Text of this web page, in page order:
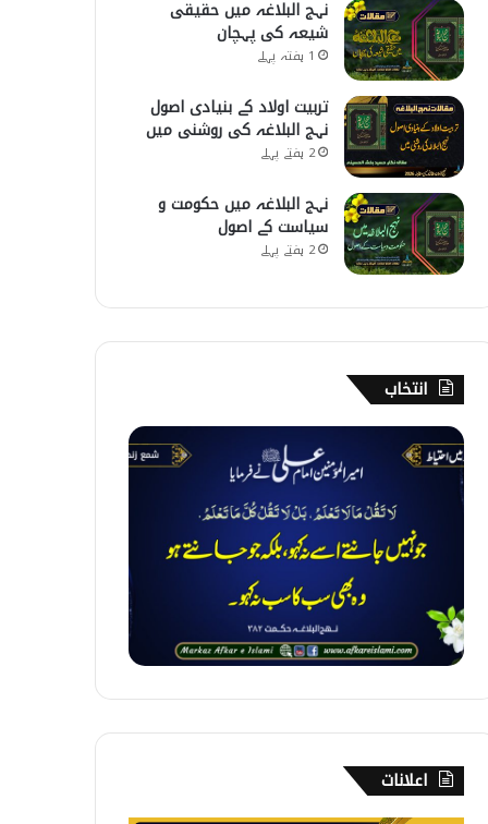
نہج البلاغہ میں حقیقی
شیعہ کی پہچان
1 ہفتہ پہلے
تربیت اولاد کے بنیادی اصول
نہج البلاغہ کی روشنی میں
2 ہفتے پہلے
نہج البلاغہ میں حکومت و
سیاست کے اصول
2 ہفتے پہلے
انتخاب
3
4
4
۔
و
م
ی
ح
ا
اعلانات